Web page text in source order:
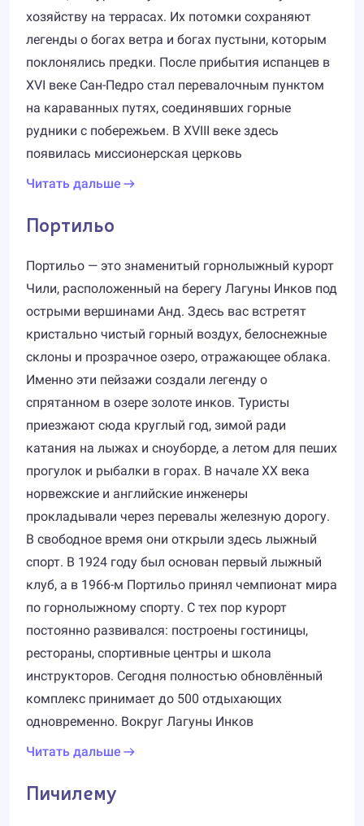
хозяйству на террасах. Их потомки сохраняют
легенды о богах ветра и богах пустыни, которым
поклонялись предки. После прибытия испанцев в
XVI веке Сан-Педро стал перевалочным пунктом
на караванных путях, соединявших горные
рудники с побережьем. В XVIII веке здесь
появилась миссионерская церковь
Читать дальше
Портильо
Портильо — это знаменитый горнолыжный курорт
Чили, расположенный на берегу Лагуны Инков под
острыми вершинами Анд. Здесь вас встретят
кристально чистый горный воздух, белоснежные
склоны и прозрачное озеро, отражающее облака.
Именно эти пейзажи создали легенду о
спрятанном в озере золоте инков. Туристы
приезжают сюда круглый год, зимой ради
катания на лыжах и сноуборде, а летом для пеших
прогулок и рыбалки в горах. В начале XX века
норвежские и английские инженеры
прокладывали через перевалы железную дорогу.
В свободное время они открыли здесь лыжный
спорт. В 1924 году был основан первый лыжный
клуб, а в 1966-м Портильо принял чемпионат мира
по горнолыжному спорту. С тех пор курорт
постоянно развивался: построены гостиницы,
рестораны, спортивные центры и школа
инструкторов. Сегодня полностью обновлённый
комплекс принимает до 500 отдыхающих
одновременно. Вокруг Лагуны Инков
Читать дальше
Пичилему